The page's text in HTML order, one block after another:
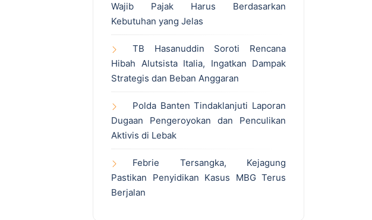
Wajib Pajak Harus Berdasarkan
Kebutuhan yang Jelas
TB Hasanuddin Soroti Rencana
Hibah Alutsista Italia, Ingatkan Dampak
Strategis dan Beban Anggaran
Polda Banten Tindaklanjuti Laporan
Dugaan Pengeroyokan dan Penculikan
Aktivis di Lebak
Febrie Tersangka, Kejagung
Pastikan Penyidikan Kasus MBG Terus
Berjalan